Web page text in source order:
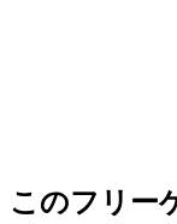
このフリー